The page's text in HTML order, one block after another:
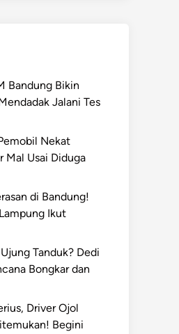
Bandung Bikin
Jalani Tes
Nekat
Mal Usai Diduga
di Bandung!
Ikut
Tanduk? Dedi
Bongkar dan
Driver Ojol
Begini